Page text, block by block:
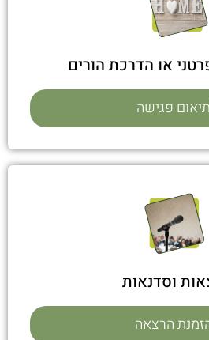
או הדרכת הורים
פגישה
וסדנאות
הרצאה